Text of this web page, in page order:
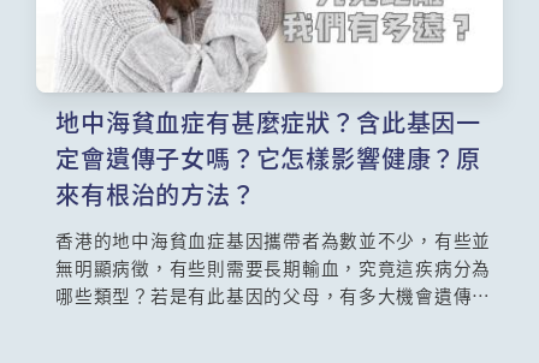
地中海貧血症有甚麼症狀？含此基因一
定會遺傳子女嗎？它怎樣影響健康？原
來有根治的方法？
香港的地中海貧血症基因攜帶者為數並不少，有些並
無明顯病徵，有些則需要長期輸血，究竟這疾病分為
哪些類型？若是有此基因的父母，有多大機會遺傳子